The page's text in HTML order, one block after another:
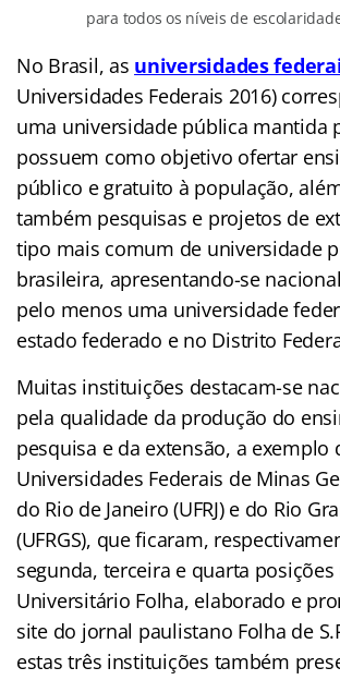
para todos os níveis de
No Brasil, as universidades
Universidades Federais 2016)
uma universidade pública mantida
possuem como objetivo ofertar
público e gratuito à população,
também pesquisas e projetos de
tipo mais comum de universidade
brasileira, apresentando-se
pelo menos uma universidade
estado federado e no Distrito
Muitas instituições destacam-se
pela qualidade da produção do
pesquisa e da extensão, a exemplo
Universidades Federais de Minas
do Rio de Janeiro (UFRJ) e do Rio
(UFRGS), que ficaram,
segunda, terceira e quarta posições
Universitário Folha, elaborado e
site do jornal paulistano Folha de
estas três instituições também